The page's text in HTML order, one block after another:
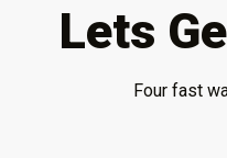
Lets
Four fast